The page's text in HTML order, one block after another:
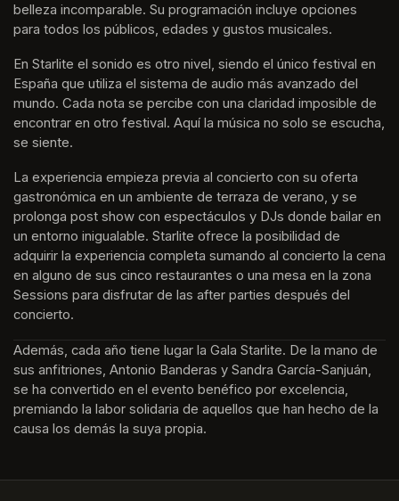
belleza incomparable. Su programación incluye opciones
para todos los públicos, edades y gustos musicales.
En Starlite el sonido es otro nivel, siendo el único festival en
España que utiliza el sistema de audio más avanzado del
mundo. Cada nota se percibe con una claridad imposible de
encontrar en otro festival. Aquí la música no solo se escucha,
se siente.
La experiencia empieza previa al concierto con su oferta
gastronómica en un ambiente de terraza de verano, y se
prolonga post show con espectáculos y DJs donde bailar en
un entorno inigualable. Starlite ofrece la posibilidad de
adquirir la experiencia completa sumando al concierto la cena
en alguno de sus cinco restaurantes o una mesa en la zona
Sessions para disfrutar de las after parties después del
concierto.
Además, cada año tiene lugar la Gala Starlite. De la mano de
sus anfitriones, Antonio Banderas y Sandra García-Sanjuán,
se ha convertido en el evento benéfico por excelencia,
premiando la labor solidaria de aquellos que han hecho de la
causa los demás la suya propia.